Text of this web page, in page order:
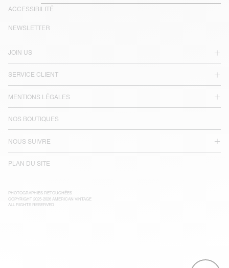
ACCESSIBILITÉ
JOIN US
SERVICE CLIENT
MENTIONS LÉGALES
NOS BOUTIQUES
NOUS SUIVRE
PLAN DU SITE
NEWSLETTER
PHOTOGRAPHIES RETOUCHÉES
COPYRIGHT 2025-2026 AMERICAN VINTAGE
ALL RIGHTS RESERVED